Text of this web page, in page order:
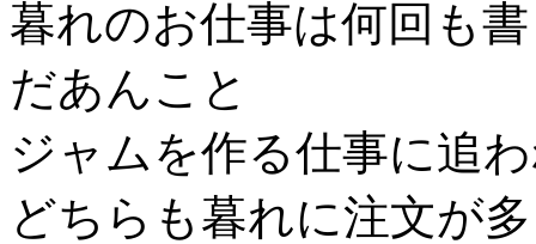
暮れのお仕事は何回も
だあんこと
ジャムを作る仕事に追
どちらも暮れに注文が